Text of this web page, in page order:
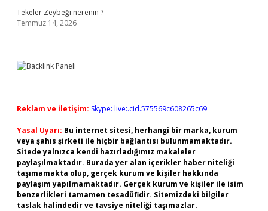
Tekeler Zeybeği nerenin ?
Temmuz 14, 2026
Reklam ve İletişim: Skype: live:.cid.575569c608265c69
Yasal Uyarı: Bu internet sitesi, herhangi bir marka, kurum
veya şahıs şirketi ile hiçbir bağlantısı bulunmamaktadır.
Sitede yalnızca kendi hazırladığımız makaleler
paylaşılmaktadır. Burada yer alan içerikler haber niteliği
taşımamakta olup, gerçek kurum ve kişiler hakkında
paylaşım yapılmamaktadır. Gerçek kurum ve kişiler ile isim
benzerlikleri tamamen tesadüfidir. Sitemizdeki bilgiler
taslak halindedir ve tavsiye niteliği taşımazlar.